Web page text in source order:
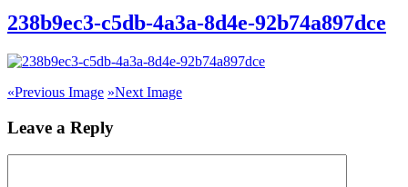
238b9ec3-c5db-4a3a-8d4e-92b74a897dce
«Previous Image »Next Image
Leave a Reply